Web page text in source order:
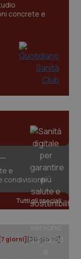
concrete e
e
condivisione
Tutti gli speciali
[7 giorni] [30 giorni]